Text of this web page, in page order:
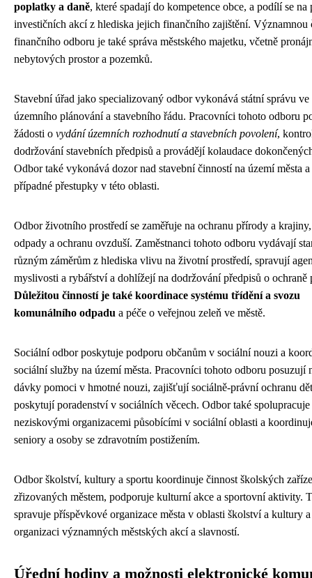
poplatky a daně, které spadají do kompetence obce, a podílí se na
investičních akcí z hlediska jejich finančního zajištění. Významnou
finančního odboru je také správa městského majetku, včetně
nebytových prostor a pozemků.
Stavební úřad jako specializovaný odbor vykonává státní správu ve
územního plánování a stavebního řádu. Pracovníci tohoto odboru
žádosti o vydání územních rozhodnutí a stavebních povolení,
dodržování stavebních předpisů a provádějí kolaudace
Odbor také vykonává dozor nad stavební činností na území města a
případné přestupky v této oblasti.
Odbor životního prostředí se zaměřuje na ochranu přírody a
odpady a ochranu ovzduší. Zaměstnanci tohoto odboru vydávají
různým záměrům z hlediska vlivu na životní prostředí, spravují
myslivosti a rybářství a dohlížejí na dodržování předpisů o ochraně
Důležitou činností je také koordinace systému třídění a svozu
komunálního odpadu a péče o veřejnou zeleň ve městě.
Sociální odbor poskytuje podporu občanům v sociální nouzi a
sociální služby na území města. Pracovníci tohoto odboru posuzují
dávky pomoci v hmotné nouzi, zajišťují sociálně-právní ochranu
poskytují poradenství v sociálních věcech. Odbor také spolupracuje
neziskovými organizacemi působícími v sociální oblasti a
seniory a osoby se zdravotním postižením.
Odbor školství, kultury a sportu koordinuje činnost školských
zřizovaných městem, podporuje kulturní akce a sportovní aktivity.
spravuje příspěvkové organizace města v oblasti školství a kultury
organizaci významných městských akcí a slavností.
Úřední hodiny a možnosti elektronické